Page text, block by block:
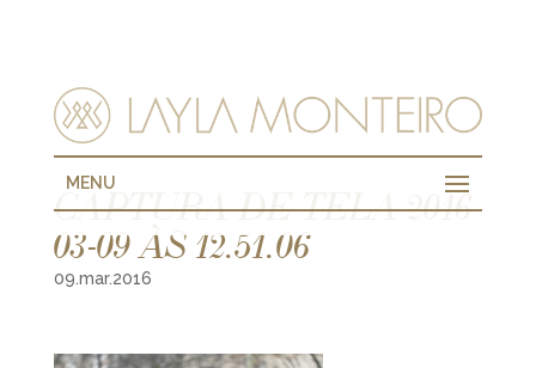
MENU
CAPTURA DE TELA 2016-
03-09 ÀS 12.51.06
09.mar.2016